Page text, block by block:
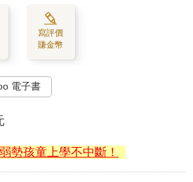
寫評價
賺金幣
電子書
勢孩童上學不中斷！